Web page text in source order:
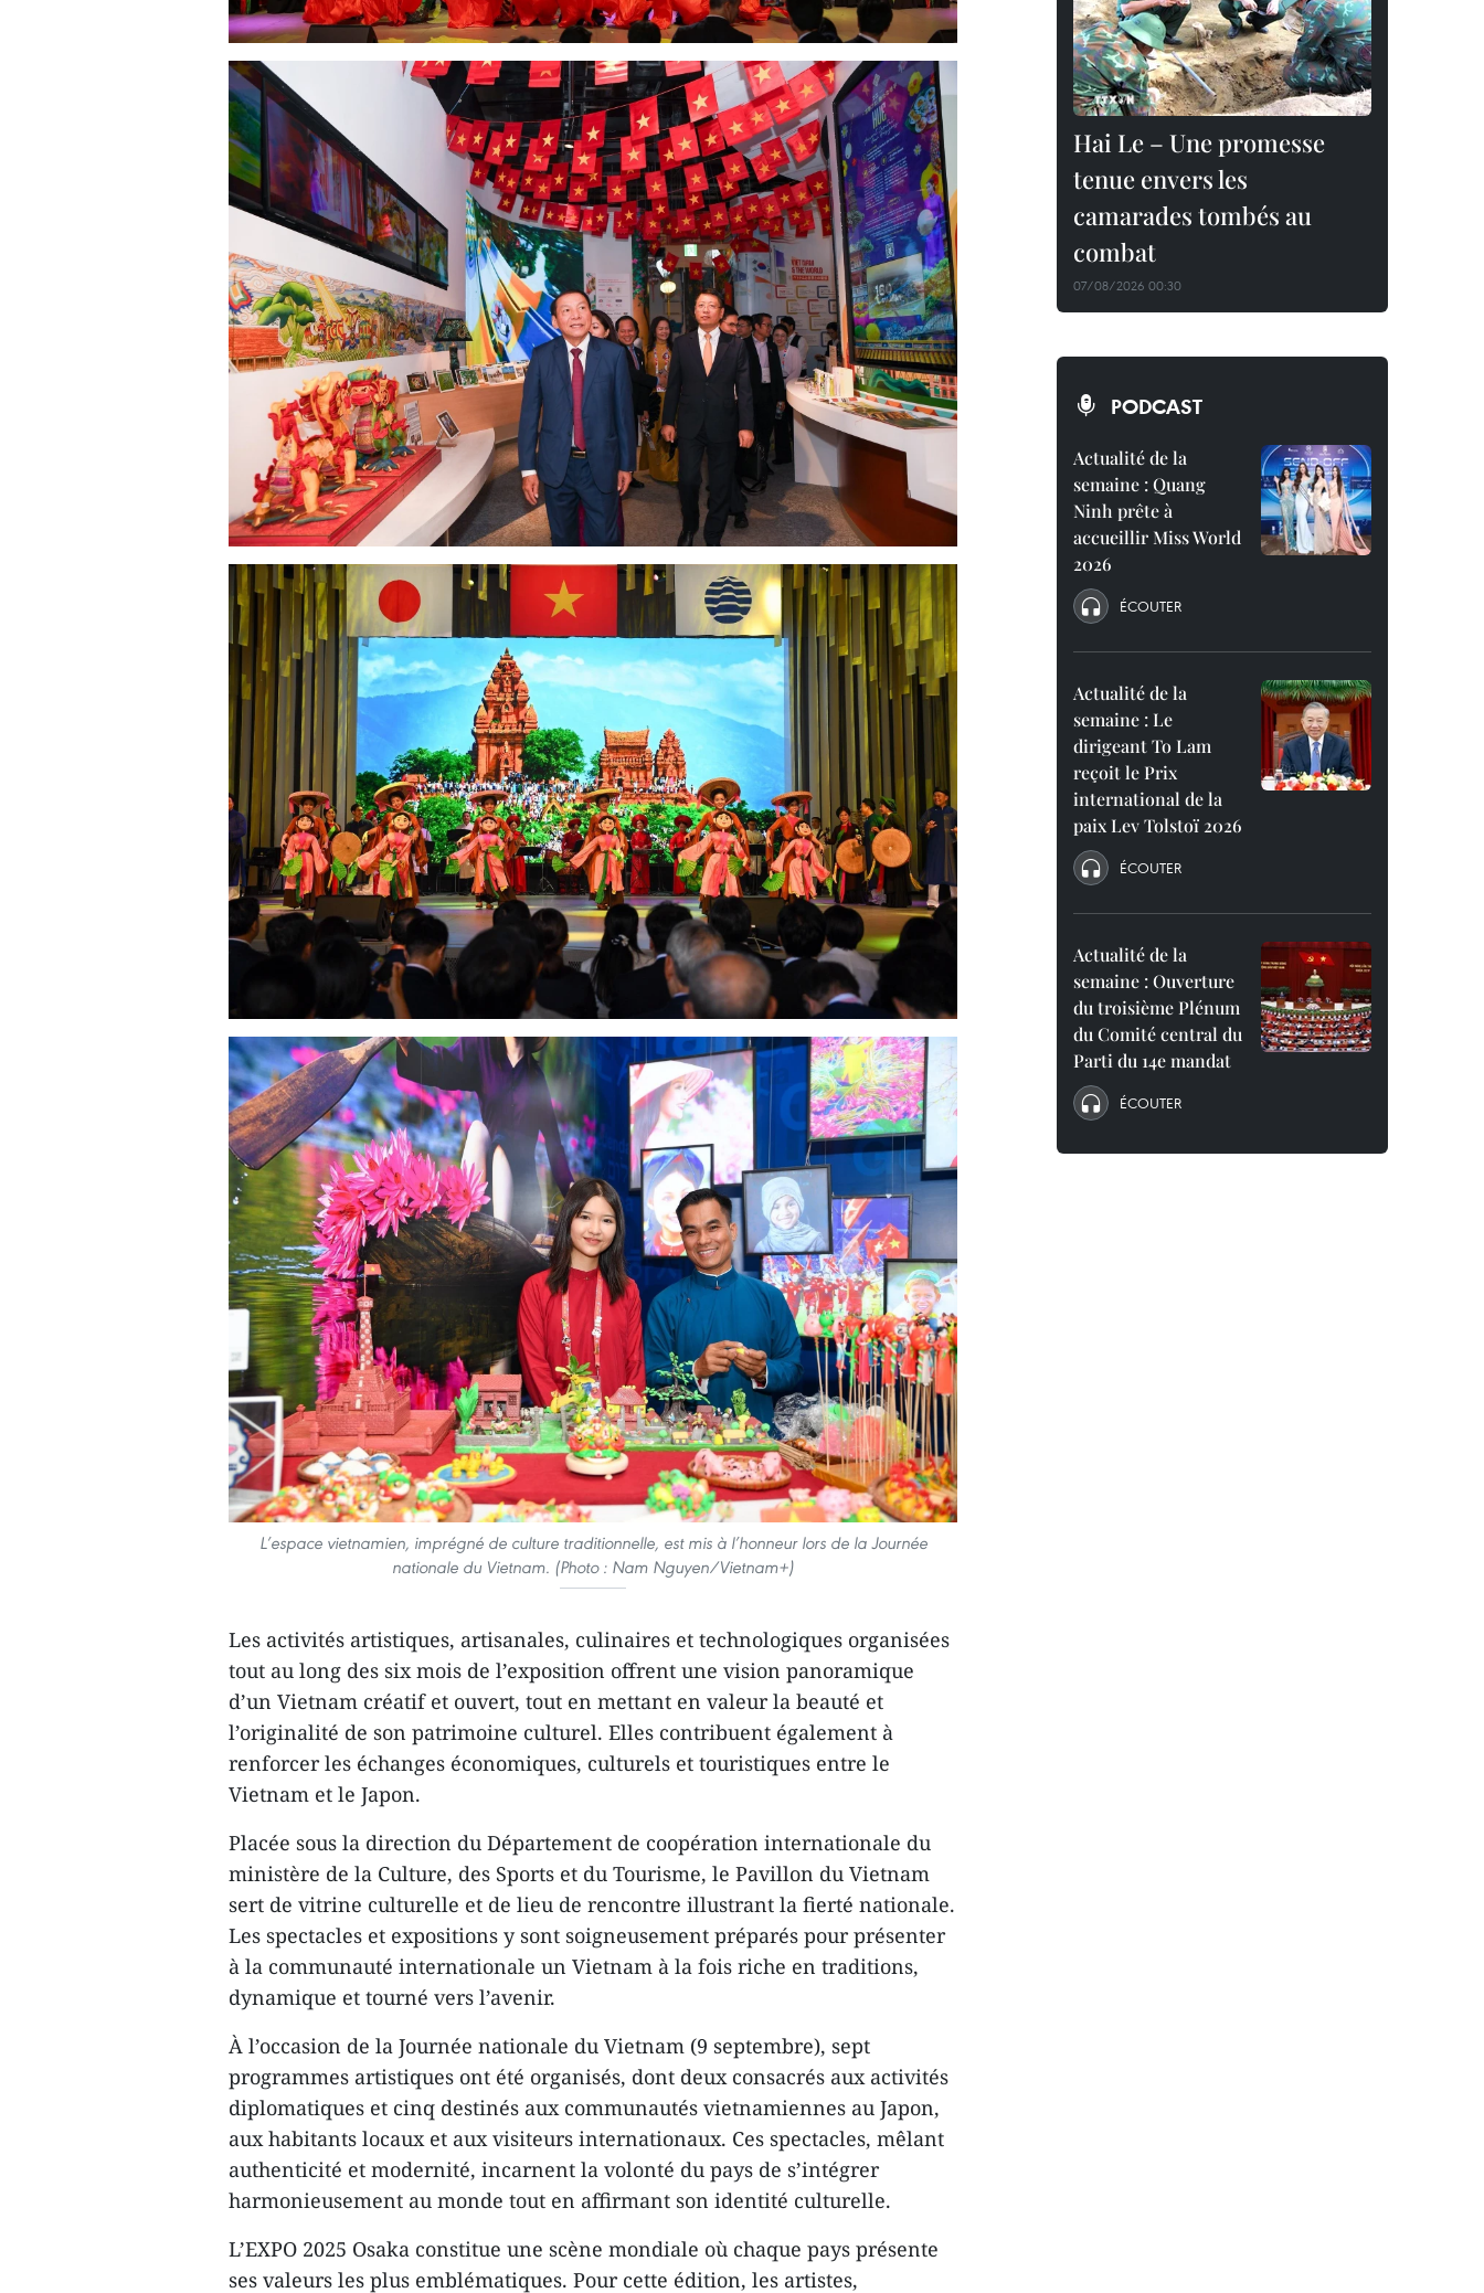
L’espace vietnamien, imprégné de culture traditionnelle, est mis à l’honneur lors de la Journée
nationale du Vietnam. (Photo : Nam Nguyen/Vietnam+)
Les activités artistiques, artisanales, culinaires et technologiques organisées
tout au long des six mois de l’exposition offrent une vision panoramique
d’un Vietnam créatif et ouvert, tout en mettant en valeur la beauté et
l’originalité de son patrimoine culturel. Elles contribuent également à
renforcer les échanges économiques, culturels et touristiques entre le
Vietnam et le Japon.
Placée sous la direction du Département de coopération internationale du
ministère de la Culture, des Sports et du Tourisme, le Pavillon du Vietnam
sert de vitrine culturelle et de lieu de rencontre illustrant la fierté nationale.
Les spectacles et expositions y sont soigneusement préparés pour présenter
à la communauté internationale un Vietnam à la fois riche en traditions,
dynamique et tourné vers l’avenir.
À l’occasion de la Journée nationale du Vietnam (9 septembre), sept
programmes artistiques ont été organisés, dont deux consacrés aux activités
diplomatiques et cinq destinés aux communautés vietnamiennes au Japon,
aux habitants locaux et aux visiteurs internationaux. Ces spectacles, mêlant
authenticité et modernité, incarnent la volonté du pays de s’intégrer
harmonieusement au monde tout en affirmant son identité culturelle.
L’EXPO 2025 Osaka constitue une scène mondiale où chaque pays présente
ses valeurs les plus emblématiques. Pour cette édition, les artistes,
Hai Le – Une promesse
tenue envers les
camarades tombés au
combat
07/08/2026 00:30
PODCAST
Actualité de la
semaine : Quang
Ninh prête à
accueillir Miss World
2026
ÉCOUTER
Actualité de la
semaine : Le
dirigeant To Lam
reçoit le Prix
international de la
paix Lev Tolstoï 2026
ÉCOUTER
Actualité de la
semaine : Ouverture
du troisième Plénum
du Comité central du
Parti du 14e mandat
ÉCOUTER